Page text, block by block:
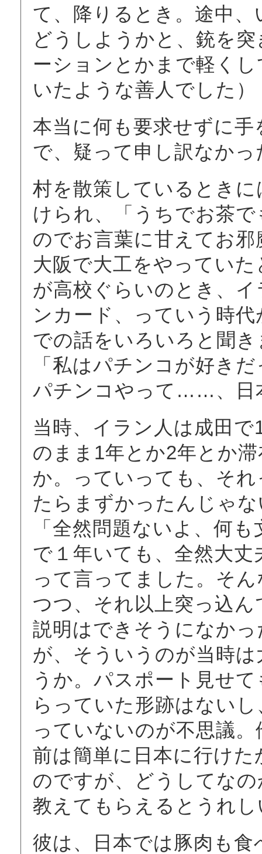
て、降りるとき。途中
どうしようかと、銃を
ーションとかまで軽く
いたような善人でした）
本当に何も要求せずに
で、疑って申し訳なか
村を散策しているとき
けられ、「うちでお茶
のでお言葉に甘えてお
大阪で大工をやってい
が高校ぐらいのとき、
ンカード、っていう時
での話をいろいろと聞
「私はパチンコが好き
パチンコやって……、日
当時、イラン人は成田
のまま1年とか2年とか
か。っていっても、そ
たらまずかったんじゃ
「全然問題ないよ、何
で１年いても、全然大丈
って言ってました。そ
つつ、それ以上突っ込
説明はできそうになか
が、そういうのが当時
うか。パスポート見せ
らっていた形跡はない
っていないのが不思議
前は簡単に日本に行け
のですが、どうしてな
教えてもらえるとうれ
彼は、日本では豚肉も